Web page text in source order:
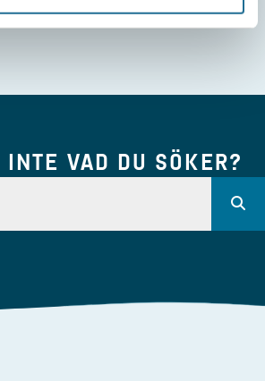
INTE VAD DU SÖKER?